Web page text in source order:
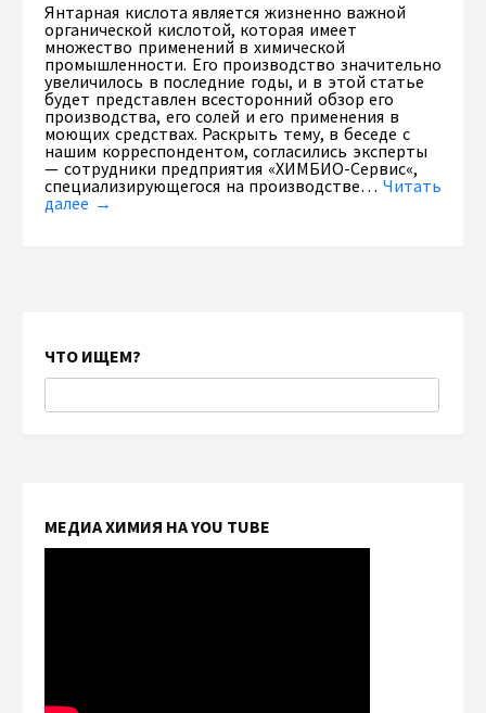
Янтарная кислота является жизненно важной
органической кислотой, которая имеет
множество применений в химической
промышленности. Его производство значительно
увеличилось в последние годы, и в этой статье
будет представлен всесторонний обзор его
производства, его солей и его применения в
моющих средствах. Раскрыть тему, в беседе с
нашим корреспондентом, согласились эксперты
— сотрудники предприятия «ХИМБИО-Сервис«,
специализирующегося на производстве… Читать
далее →
ЧТО ИЩЕМ?
МЕДИА ХИМИЯ НА YOU TUBE